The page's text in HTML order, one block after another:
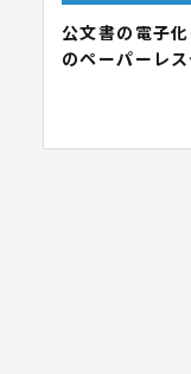
公文書の電子
のペーパーレ